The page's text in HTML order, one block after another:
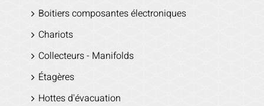
Boitiers composantes électroniques
Chariots
Collecteurs - Manifolds
Étagères
Hottes d'évacuation